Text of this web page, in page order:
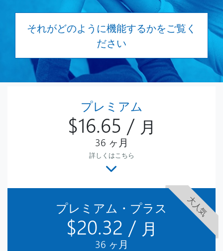
それがどのように機能するかをご覧く
ださい
プレミアム
$16.65 / 月
36 ヶ月
詳しくはこちら
大
人
気
プレミアム・プラス
$20.32 / 月
36 ヶ月